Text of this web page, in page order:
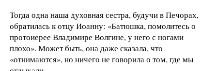
Тогда одна наша духовная сестра, будучи в Печорах,
обратилась к отцу Иоанну: «Батюшка, помолитесь о
протоиерее Владимире Волгине, у него с ногами
плохо». Может быть, она даже сказала, что
«отнимаются», но ничего не говорила о том, где мы